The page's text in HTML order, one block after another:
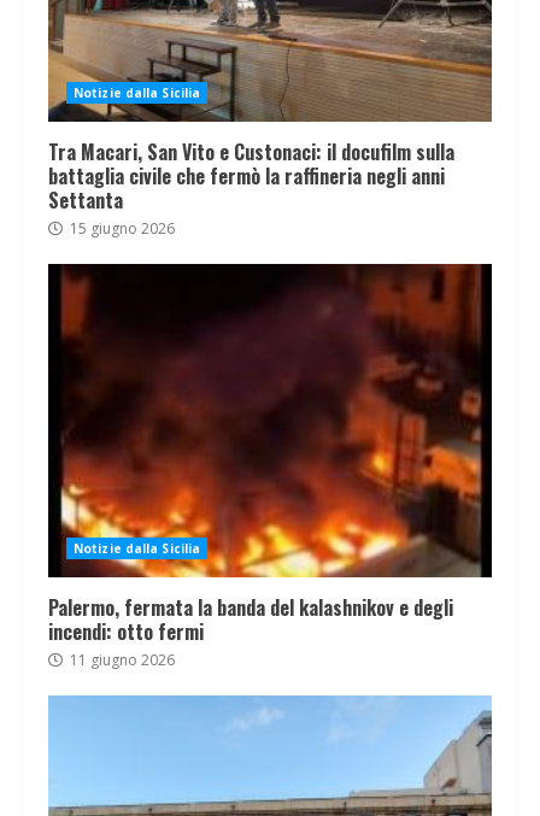
Notizie dalla Sicilia
Tra Macari, San Vito e Custonaci: il docufilm sulla
battaglia civile che fermò la raffineria negli anni
Settanta
15 giugno 2026
Notizie dalla Sicilia
Palermo, fermata la banda del kalashnikov e degli
incendi: otto fermi
11 giugno 2026